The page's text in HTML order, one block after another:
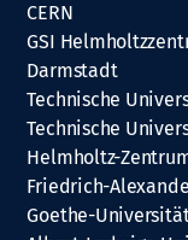
CERN
GSI
Darmstadt
Technische
Technische
Helmholtz-
Friedrich-
Goethe-